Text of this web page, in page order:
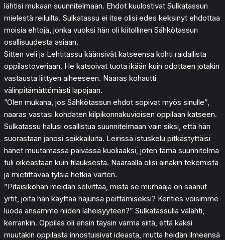
lähtisi mukaan suunnitelmaan. Ehdot kuulostivat Sulkatassun
mielestä reiluilta. Sulkatassu ei itse olisi edes keksinyt ehdottaa
moisia ehtoja, jonka vuoksi hän oli kiitollinen Sähkötassun
osallisuudesta asiaan.
Sitten veli ja Lehtitassu käänsivät katseensa kohti raidallista
oppilastoveriaan. He katsoivat tuota ikään kuin odottaen jotakin
vastausta liittyen aiheeseen. Naaras kohautti
välinpitämättömästi lapojaan.
”Olen mukana, jos Sähkötassun ehdot sopivat myös sinulle”,
naaras vastasi kohdaten kilpikonnakuvioisen oppilaan katseen.
Sulkatassu halusi osallistua suunnitelmaan vain siksi, että hän
suorastaan janosi seikkailuita. Leirissä istuskelu pitkästyttäisi
hänet muutamassa päivässä kuoliaaksi, joten tämä suunnitelma
tuli oikeastaan kuin tilauksesta. Naaraalla olisi ainakin tekemistä
ja mietittävää tylsiä hetkiä varten.
”Pitäisiköhän meidän selvittää, mistä se murhaaja on saanut
yrtit, joita hän käyttää hajunsa peittämiseksi? Kenties voisimme
luoda ansamme niiden läheisyyteen?” Sulkatassulla välähti,
kerrankin. Oppilas oli ensin täysin varma siitä, että kaksi
muutakin oppilasta innostuisivat ideasta, mutta heidän ilmeensä